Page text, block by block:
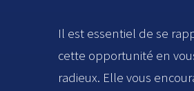
Il est essentiel de se
cette opportunité en
radieux. Elle vous